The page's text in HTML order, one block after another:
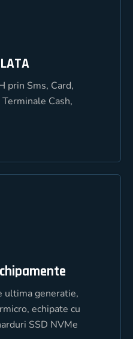
prin Sms, Card,
Cash,
DE PLATA
RDH prin Sms, Card,
Terminale Cash,
ultima generatie,
echipate cu
SSD NVMe
si echipamente
de ultima generatie,
echipate cu
harduri SSD NVMe